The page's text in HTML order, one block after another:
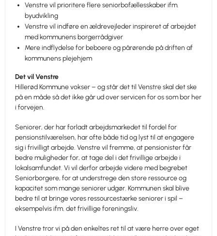
Venstre vil prioritere flere seniorbofællesskaber ifm.
byudvikling
Venstre vil indføre en ældrevejleder inspireret af arbejdet
med kommunens borgerrådgiver
Mere indflydelse for beboere og pårørende på driften af
kommunens plejehjem
Det vil Venstre
Hillerød Kommune vokser – og står det til Venstre skal det ske
på en måde så det ikke går ud over servicen for os som bor her
i forvejen.
Seniorer, der har forladt arbejdsmarkedet til fordel for
pensionstilværelsen, har ofte både tid og lyst til at engagere
sig i frivilligt arbejde. Venstre vil fremme, at pensionister får
bedre muligheder for, at tage del i det frivillige arbejde i
lokalsamfundet. Vi vil derfor arbejde videre med begrebet
Seniorborgere, for at understrege den store ressource og
kapacitet som mange seniorer udgør. Kommunen skal blive
bedre til at bringe vores ressourcestærke seniorer i spil –
eksempelvis ifm. det frivillige foreningsliv.
I Venstre tror vi på den enkeltes ret til at være herre over eget